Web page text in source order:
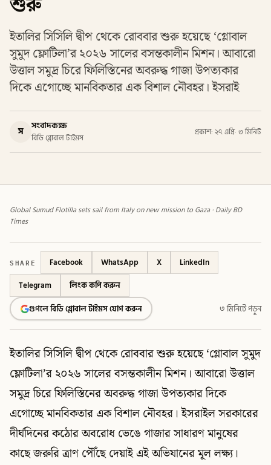
ইতালির সিসিলি দ্বীপ থেকে রোববার শুরু হয়েছে ‘গ্লোবাল
সুমুদ ফ্লোটিলা’র ২০২৬ সালের বসন্তকালীন মিশন। আবারো
উত্তাল সমুদ্র চিরে ফিলিস্তিনের অবরুদ্ধ গাজা উপত্যকার
দিকে এগোচ্ছে মানবিকতার এক বিশাল নৌবহর। ইসরাই
স সংবাদকক্ষ
বিডি গ্লোবাল টাইমস
প্রকাশ: ২৭ এপ্রি· ৩ মিনিট
Global Sumud Flotilla sets sail from Italy on new mission to Gaza · Daily BD
Times
SHARE Facebook WhatsApp X
LinkedIn
Telegram
লিংক কপি করুন
গুগলে বিডি গ্লোবাল টাইমস যোগ করুন
৩ মিনিটে পড়ুন
ইতালির সিসিলি দ্বীপ থেকে রোববার শুরু হয়েছে ‘গ্লোবাল সুমুদ
ফ্লোটিলা’র ২০২৬ সালের বসন্তকালীন মিশন। আবারো উত্তাল
সমুদ্র চিরে ফিলিস্তিনের অবরুদ্ধ গাজা উপত্যকার দিকে
এগোচ্ছে মানবিকতার এক বিশাল নৌবহর। ইসরাইল সরকারের
দীর্ঘদিনের কঠোর অবরোধ ভেঙে গাজার সাধারণ মানুষের
কাছে জরুরি ত্রাণ পৌঁছে দেয়াই এই অভিযানের মূল লক্ষ্য।